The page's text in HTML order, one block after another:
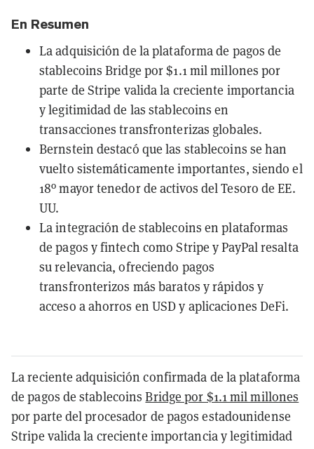
En Resumen
La adquisición de la plataforma de pagos de
stablecoins Bridge por $1.1 mil millones por
parte de Stripe valida la creciente importancia
y legitimidad de las stablecoins en
transacciones transfronterizas globales.
Bernstein destacó que las stablecoins se han
vuelto sistemáticamente importantes, siendo el
18º mayor tenedor de activos del Tesoro de EE.
UU.
La integración de stablecoins en plataformas
de pagos y fintech como Stripe y PayPal resalta
su relevancia, ofreciendo pagos
transfronterizos más baratos y rápidos y
acceso a ahorros en USD y aplicaciones DeFi.
La reciente adquisición confirmada de la plataforma
de pagos de stablecoinsBridge por $1.1 mil millones
por parte del procesador de pagos estadounidense
Stripe valida la creciente importancia y legitimidad